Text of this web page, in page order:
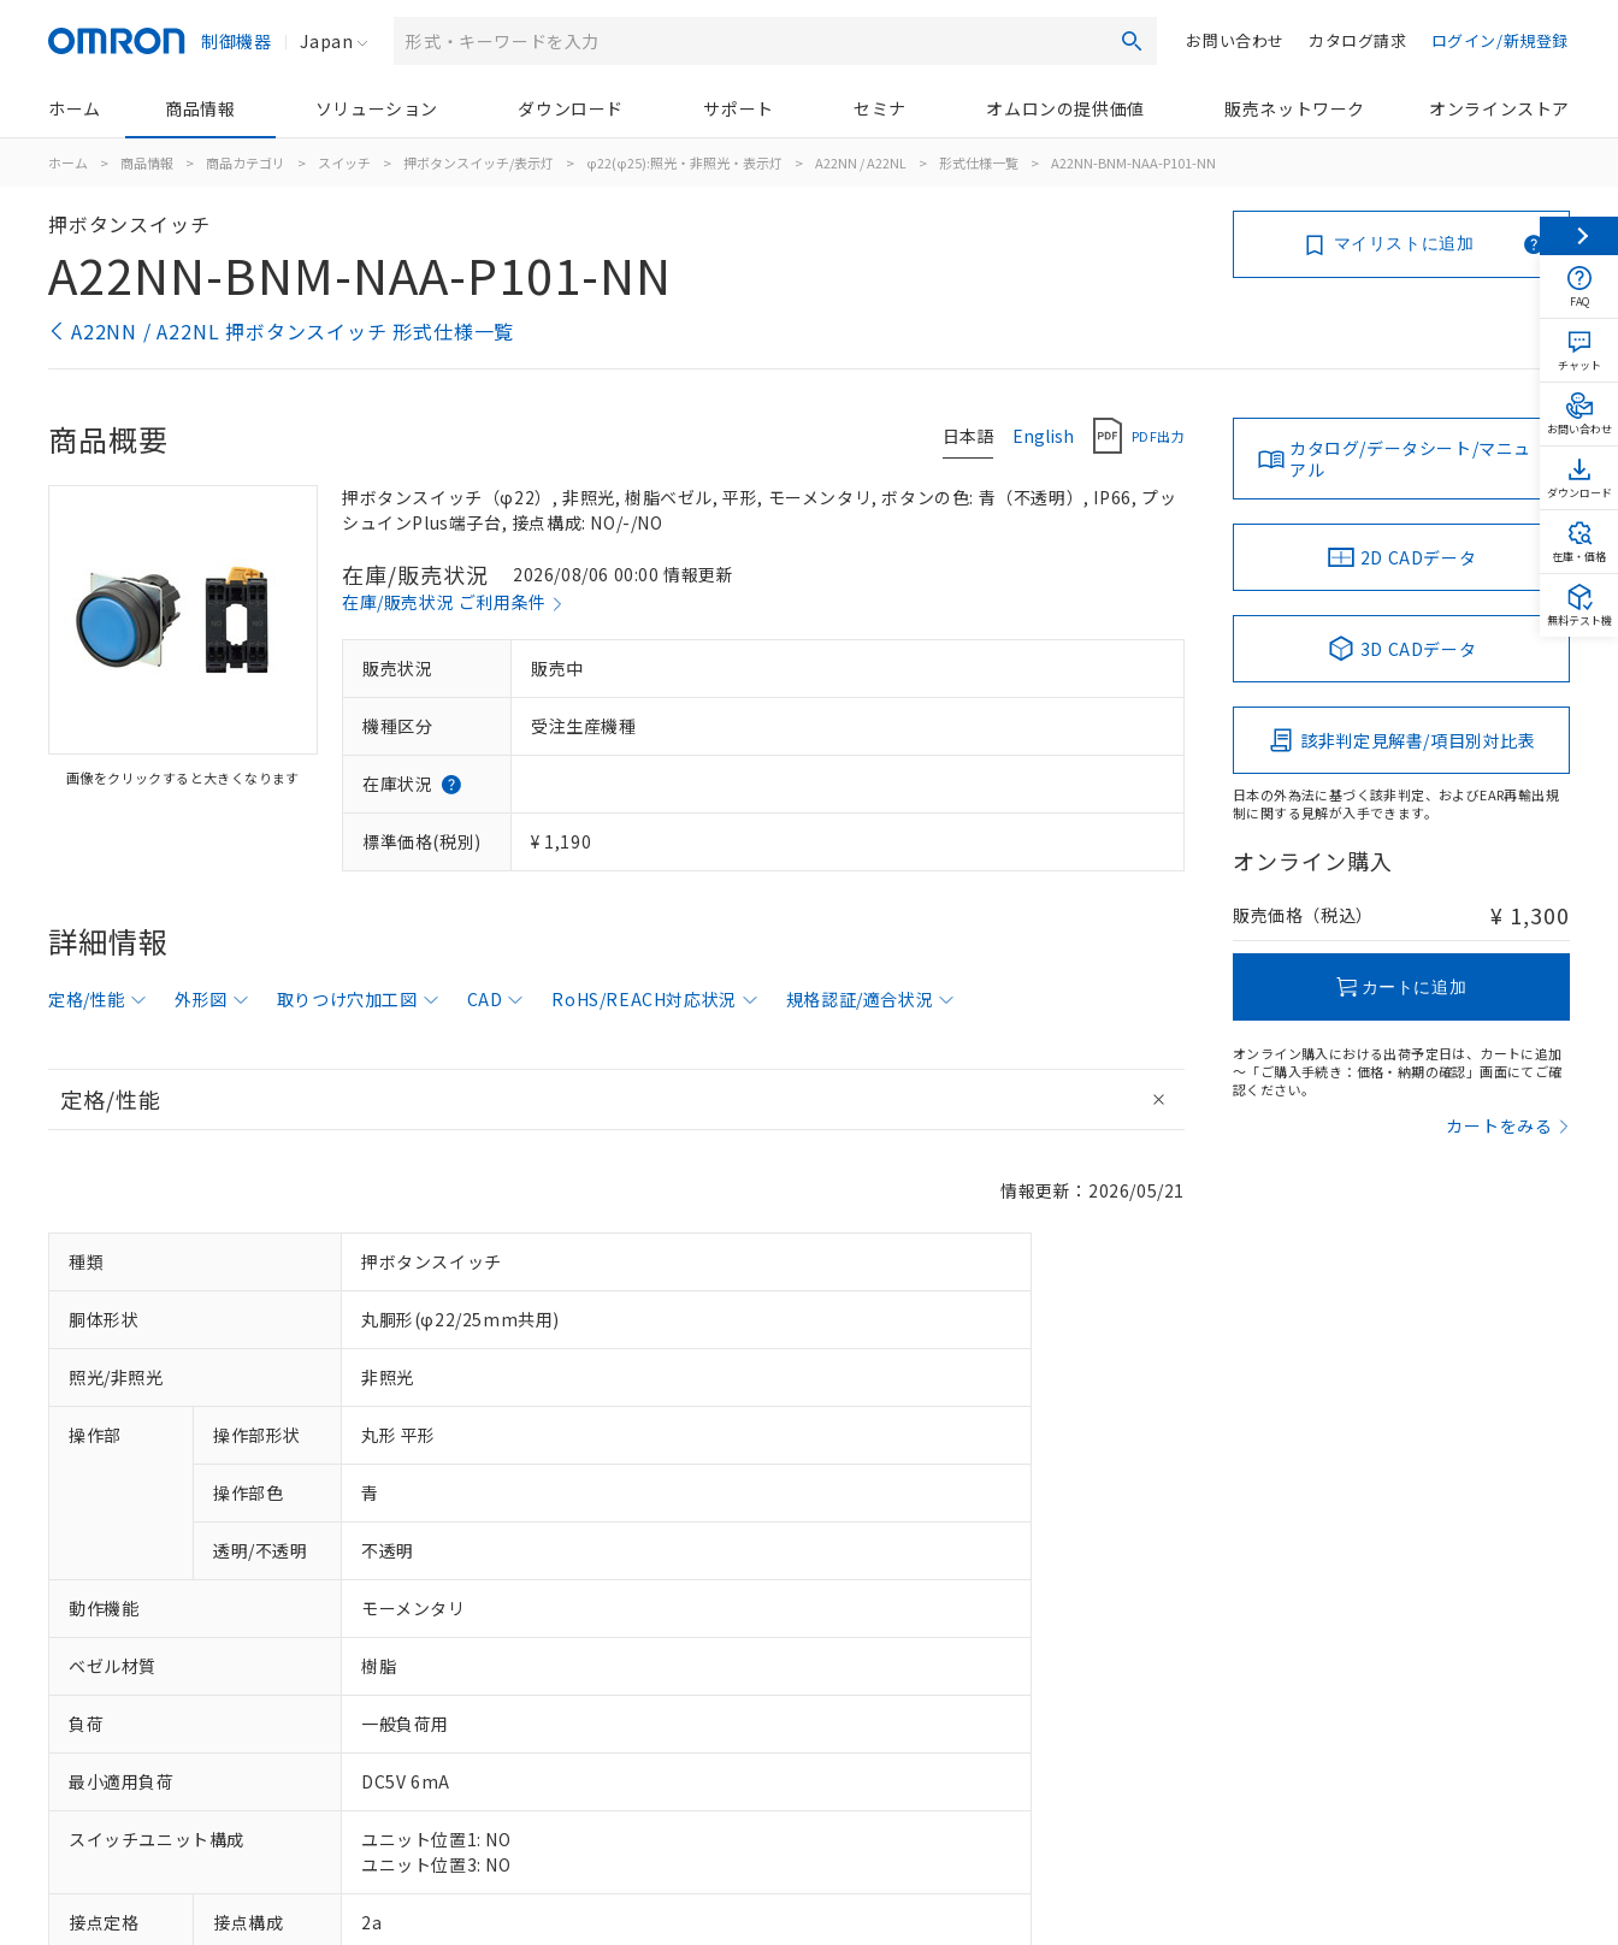
制御機器 Japan 検索 ログイン/新規登録
カタログ請求
お問い合わせ
ホーム 商品情報 ソリューション ダウンロード サポート セミナ オムロンの提供価値 販売ネットワーク オンラインストア
ホーム > 商品情報 > 商品カテゴリ > スイッチ > 押ボタンスイッチ/表示灯 > φ22(φ25):照光・非照光・表示灯 > A22NN / A22NL > 形式仕様一覧 > A22NN-BNM-NAA-P101-NN
押ボタンスイッチ
A22NN-BNM-NAA-P101-NN
A22NN / A22NL 押ボタンスイッチ 形式仕様一覧
マイリストに追加
日本語 English PDF出力
商品概要
画像をクリックすると大きくなります
押ボタンスイッチ（φ22）, 非照光, 樹脂ベゼル, 平形, モーメンタリ, ボタンの色: 青（不透明）, IP66, プッ
シュインPlus端子台, 接点構成: NO/-/NO
在庫/販売状況
2026/08/06 00:00 情報更新
在庫/販売状況 ご利用条件
販売状況 販売中
機種区分 受注生産機種
在庫状況
標準価格(税別) ¥ 1,190
詳細情報
定格/性能 外形図 取りつけ穴加工図 CAD RoHS/REACH対応状況 規格認証/適合状況
定格/性能
情報更新：2026/05/21
種類 押ボタンスイッチ
胴体形状 丸胴形(φ22/25mm共用)
照光/非照光 非照光
操作部 操作部形状 丸形 平形
操作部色 青
透明/不透明 不透明
動作機能 モーメンタリ
ベゼル材質 樹脂
負荷 一般負荷用
最小適用負荷 DC5V 6mA
スイッチユニット構成
ユニット位置1: NO
ユニット位置3: NO
接点定格 接点構成 2a
カタログ/データシート/マニュ
アル
2D CADデータ
3D CADデータ
該非判定見解書/項目別対比表
日本の外為法に基づく該非判定、およびEAR再輸出規
制に関する見解が入手できます。
オンライン購入
販売価格（税込） ¥ 1,300
カートに追加
オンライン購入における出荷予定日は、カートに追加
～「ご購入手続き：価格・納期の確認」画面にてご確
認ください。
カートをみる
※1 対応状況
対応済み：EU RoHS指令（10物質）の非含有に対応した製品が提供可能な商品です。
対応予定：EU RoHS指令（10物質）の非含有に対応した製品に切り替える予定のある商品です。
対応予定なし：EU RoHS指令（10物質）の非含有に非対応の商品で、対応品を出す予定はありません。
FAQ
チャット
お問い合わせ
ダウンロード
在庫・価格
無料テスト機